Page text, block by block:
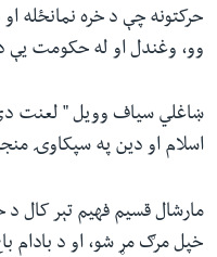
حرکتونه چې د خره نمانځله
وو، وغندل او له حکومت
ښاغلي
اسلام او دین په سپکاوۍ
مارشال قسیم فهیم تېر کال
خپل مرګ مړ شو، او د بادام